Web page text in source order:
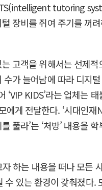
tutoring
장비를 쥐여 주기를 꺼
고객을 위해서는 선제
가 늘어남에 따라 디지
KIDS’라는 업체는
에게 전달한다. ‘시대인
풀라’는 ‘처방’ 내용을
하는 내용을 떠나 모든
있는 환경이 갖춰졌다.